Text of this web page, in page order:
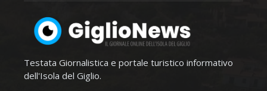
Testata Giornalistica e portale turistico informativo
dell'Isola del Giglio.